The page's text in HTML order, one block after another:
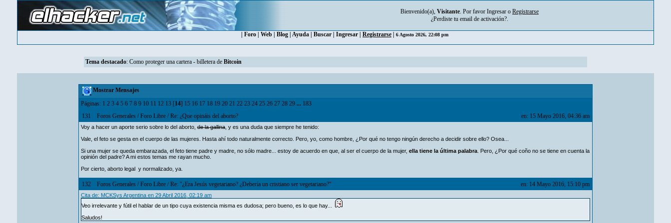
Bienvenido(a), Visitante. Por favor Ingresar o Registrarse
¿Perdiste tu email de activación?.
Foro Web Blog Ayuda Buscar Ingresar Registrarse 6 Agosto 2026, 22:08 pm
Tema destacado: Como proteger una cartera - billetera de Bitcoin
Mostrar Mensajes
Páginas: 1 2 3 4 5 6 7 8 9 10 11 12 13 [14] 15 16 17 18 19 20 21 22 23 24 25 26 27 28 29 ... 183
131
Foros Generales /Foro Libre /Re: ¿Que opináis del aborto? en: 15 Mayo 2016, 04:36 am
Voy a hacer un aporte serio sobre lo del aborto, de la gallina , y es una duda que siempre he tenido:
Vale, el feto se gesta en el cuerpo de las mujeres. Hasta ahí todo naturalmente correcto. Pero, yo, como hombre, ¿Por qué no tengo ningún derecho a decidir sobre ello? Osea...
Si una mujer se queda embarazada, el feto tiene padre y madre, no sólo madre... estoy de acuerdo en que, al ser el cuerpo de la mujer, ella tiene la última palabra . Pero, ¿Por qué coño no se tiene en cuenta la
opinión del padre? A mi estos temas me rayan mucho.
Por cierto, aborto legal y normalizado, ya.
132 Foros Generales /Foro Libre /Re: "¿Era Jesús vegetariano? ¿Debería un cristiano ser vegetariano?" en: 14 Mayo 2016, 15:10 pm
Cita de: MCKSys Argentina en 29 Abril 2016, 02:19 am
Veo irrelevante y fútil el hablar de un tipo cuya existencia misma es dudosa; pero bueno, es lo que hay...
Saludos!